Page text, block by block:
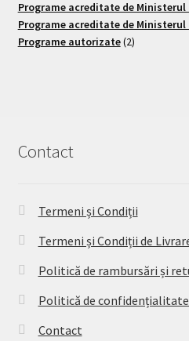
Programe acreditate de Ministerul
Programe acreditate de Ministerul
Programe autorizate 2
Contact
Termeni și Condiții
Termeni și Condiții de
Politică de rambursări și
Politică de
Contact